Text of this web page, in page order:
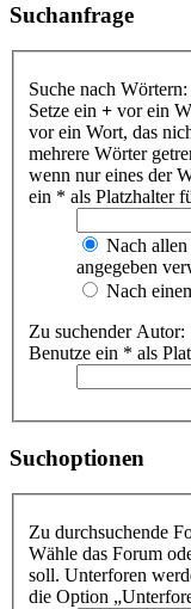
Suchanfrage
Suche nach Wörtern:
Setze ein + vor ein
vor ein Wort, das
mehrere Wörter
wenn nur eines der
ein * als Platzhalter
Nach
angegeben
Nach
Zu suchender Autor:
Benutze ein * als
Suchoptionen
Zu durchsuchende
Wähle das Forum
soll. Unterforen
die Option